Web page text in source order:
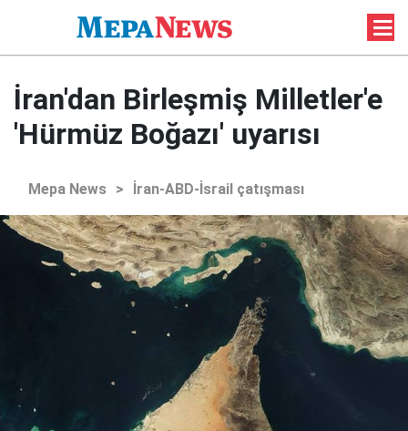
İran'dan Birleşmiş Milletler'e
'Hürmüz Boğazı' uyarısı
Mepa News > İran-ABD-İsrail çatışması